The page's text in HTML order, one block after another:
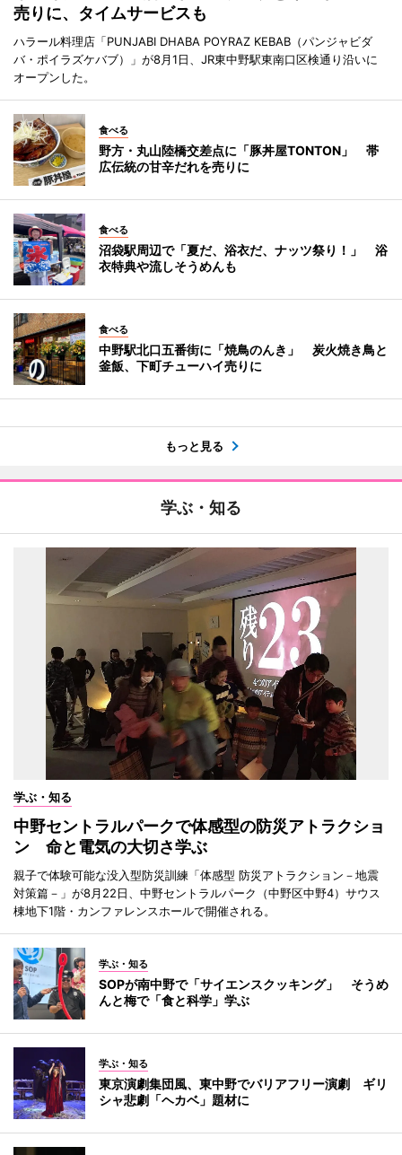
売りに、タイムサービスも
ハラール料理店「PUNJABI DHABA POYRAZ KEBAB（パンジャビダ
バ・ポイラズケバブ）」が8月1日、JR東中野駅東南口区検通り沿いに
オープンした。
食べる
野方・丸山陸橋交差点に「豚丼屋TONTON」 帯
広伝統の甘辛だれを売りに
食べる
沼袋駅周辺で「夏だ、浴衣だ、ナッツ祭り！」 浴
衣特典や流しそうめんも
食べる
中野駅北口五番街に「焼鳥のんき」 炭火焼き鳥と
釜飯、下町チューハイ売りに
もっと見る
学ぶ・知る
学ぶ・知る
中野セントラルパークで体感型の防災アトラクショ
ン 命と電気の大切さ学ぶ
親子で体験可能な没入型防災訓練「体感型 防災アトラクション－地震
対策篇－」が8月22日、中野セントラルパーク（中野区中野4）サウス
棟地下1階・カンファレンスホールで開催される。
学ぶ・知る
SOPが南中野で「サイエンスクッキング」 そうめ
んと梅で「食と科学」学ぶ
学ぶ・知る
東京演劇集団風、東中野でバリアフリー演劇 ギリ
シャ悲劇「ヘカベ」題材に